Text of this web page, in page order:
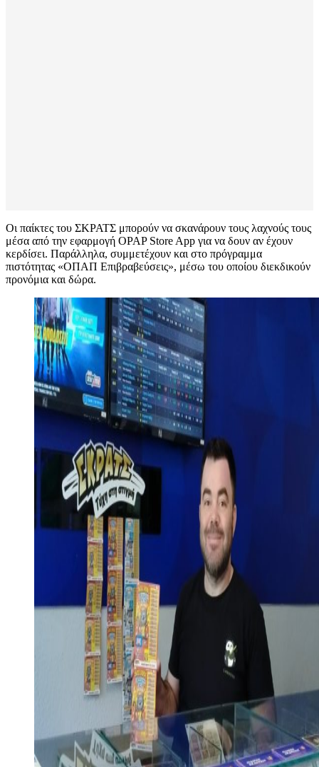
Οι παίκτες του ΣΚΡΑΤΣ μπορούν να σκανάρουν τους λαχνούς τους
μέσα από την εφαρμογή OPAP Store App για να δουν αν έχουν
κερδίσει. Παράλληλα, συμμετέχουν και στο πρόγραμμα
πιστότητας «ΟΠΑΠ Επιβραβεύσεις», μέσω του οποίου διεκδικούν
προνόμια και δώρα.